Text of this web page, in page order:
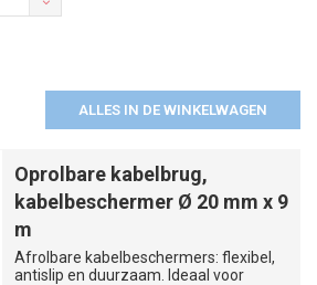
ALLES IN DE WINKELWAGEN
Oprolbare kabelbrug,
kabelbeschermer Ø 20 mm x 9
m
Afrolbare kabelbeschermers: flexibel,
antislip en duurzaam. Ideaal voor